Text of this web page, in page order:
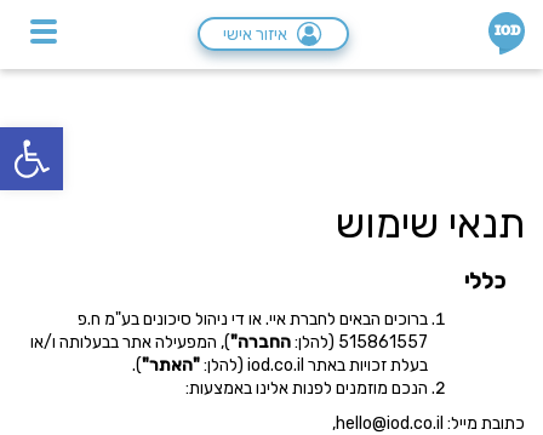
פתח
IOD איזור אישי
תנאי שימוש
כללי
ברוכים הבאים לחברת איי. או די ניהול סיכונים בע"מ ח.פ
515861557 (להלן:
החברה"), המפעילה אתר בבעלותה ו/או
בעלת זכויות באתר iod.co.il (להלן:"האתר").
הנכם מוזמנים לפנות אלינו באמצעות:
כתובת מייל: hello@iod.co.il
,